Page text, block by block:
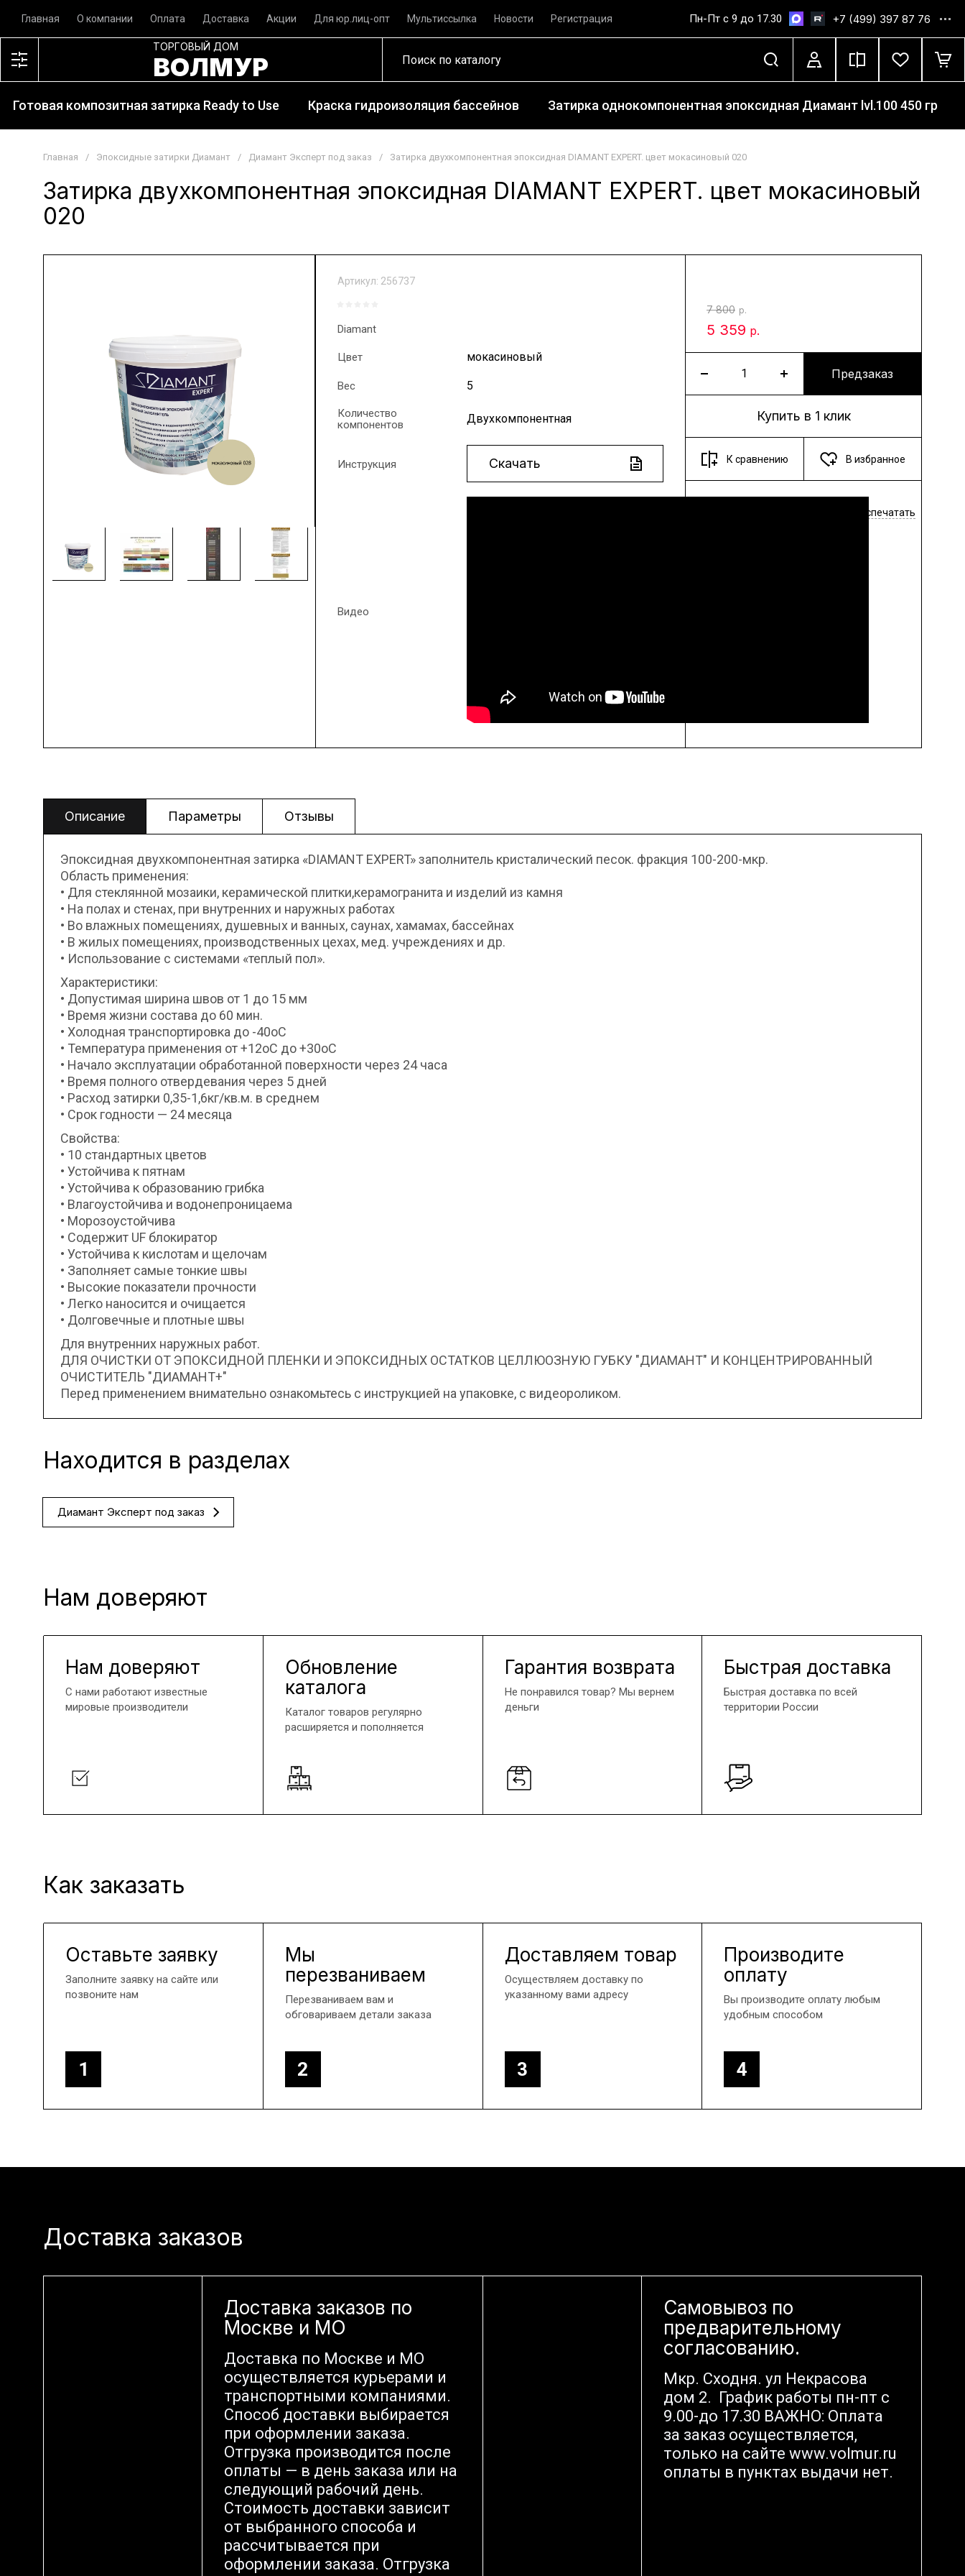
Главная О компании Оплата Доставка Акции Для юр.лиц-опт Мультиссылка Новости Регистрация Пн-Пт с 9 до 17.30 +7 (499) 397 87 76
ТОРГОВЫЙ ДОМ
ВОЛМУР
Готовая композитная затирка Ready to Use Краска гидроизоляция бассейнов Затирка однокомпонентная эпоксидная Диамант lvl.100 450 гр
Главная / Эпоксидные затирки Диамант / Диамант Эксперт под заказ / Затирка двухкомпонентная эпоксидная DIAMANT EXPERT. цвет мокасиновый 020
Затирка двухкомпонентная эпоксидная DIAMANT EXPERT. цвет мокасиновый
020
Артикул: 256737
Diamant
Цвет мокасиновый
Вес 5
Количество
компонентов
Двухкомпонентная
Инструкция Скачать
Видео
7 800 р.
5 359 р.
Предзаказ
Купить в 1 клик
К сравнению В избранное
Распечатать
Описание Параметры Отзывы
Эпоксидная двухкомпонентная затирка «DIAMANT EXPERT» заполнитель кристалический песок. фракция 100-200-мкр.
Область применения:
• Для стеклянной мозаики, керамической плитки,керамогранита и изделий из камня
• На полах и стенах, при внутренних и наружных работах
• Во влажных помещениях, душевных и ванных, саунах, хамамах, бассейнах
• В жилых помещениях, производственных цехах, мед. учреждениях и др.
• Использование с системами «теплый пол».
Характеристики:
• Допустимая ширина швов от 1 до 15 мм
• Время жизни состава до 60 мин.
• Холодная транспортировка до -40оС
• Температура применения от +12оС до +30оС
• Начало эксплуатации обработанной поверхности через 24 часа
• Время полного отвердевания через 5 дней
• Расход затирки 0,35-1,6кг/кв.м. в среднем
• Срок годности — 24 месяца
Свойства:
• 10 стандартных цветов
• Устойчива к пятнам
• Устойчива к образованию грибка
• Влагоустойчива и водонепроницаема
• Морозоустойчива
• Содержит UF блокиратор
• Устойчива к кислотам и щелочам
• Заполняет самые тонкие швы
• Высокие показатели прочности
• Легко наносится и очищается
• Долговечные и плотные швы
Для внутренних наружных работ.
ДЛЯ ОЧИСТКИ ОТ ЭПОКСИДНОЙ ПЛЕНКИ И ЭПОКСИДНЫХ ОСТАТКОВ ЦЕЛЛЮОЗНУЮ ГУБКУ "ДИАМАНТ" И КОНЦЕНТРИРОВАННЫЙ
ОЧИСТИТЕЛЬ "ДИАМАНТ+"
Перед применением внимательно ознакомьтесь с инструкцией на упаковке, с видеороликом.
Находится в разделах
Диамант Эксперт под заказ
Нам доверяют
Нам доверяют
С нами работают известные
мировые производители
Обновление
каталога
Каталог товаров регулярно
расширяется и пополняется
Гарантия возврата
Не понравился товар? Мы вернем
деньги
Быстрая доставка
Быстрая доставка по всей
территории России
Как заказать
1
Оставьте заявку
Заполните заявку на сайте или
позвоните нам
2
Мы
перезваниваем
Перезваниваем вам и
обговариваем детали заказа
3
Доставляем товар
Осуществляем доставку по
указанному вами адресу
4
Производите
оплату
Вы производите оплату любым
удобным способом
Доставка заказов
Доставка заказов по
Москве и МО
Доставка по Москве и МО
осуществляется курьерами и
транспортными компаниями.
Способ доставки выбирается
при оформлении заказа.
Отгрузка производится после
оплаты — в день заказа или на
следующий рабочий день.
Стоимость доставки зависит
от выбранного способа и
рассчитывается при
оформлении заказа. Отгрузка
Самовывоз по
предварительному
согласованию.
Мкр. Сходня. ул Некрасова
дом 2. График работы пн-пт с
9.00-до 17.30 ВАЖНО: Оплата
за заказ осуществляется,
только на сайте www.volmur.ru
оплаты в пунктах выдачи нет.